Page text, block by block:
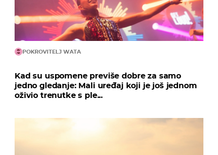
POKROVITELJ WATA
Kad su uspomene previše dobre za samo
jedno gledanje: Mali uređaj koji je još jednom
oživio trenutke s ple...